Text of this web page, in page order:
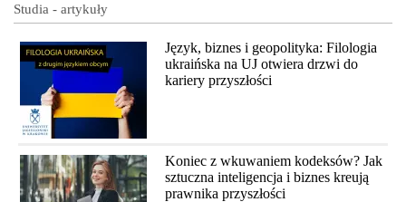
Studia - artykuły
Język, biznes i geopolityka: Filologia
ukraińska na UJ otwiera drzwi do
kariery przyszłości
Koniec z wkuwaniem kodeksów? Jak
sztuczna inteligencja i biznes kreują
prawnika przyszłości